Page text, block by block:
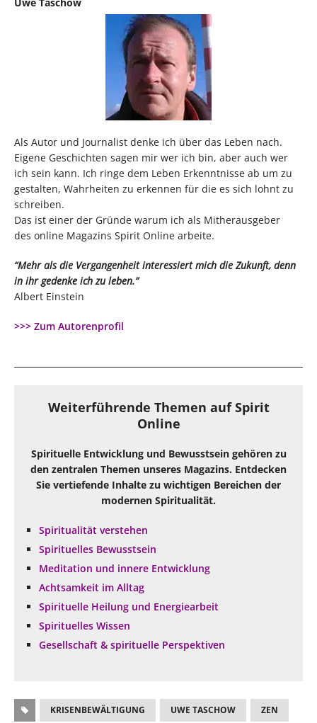
Als Autor und Journalist denke ich über das Leben nach.
Eigene Geschichten sagen mir wer ich bin, aber auch wer
ich sein kann. Ich ringe dem Leben Erkenntnisse ab um zu
gestalten, Wahrheiten zu erkennen für die es sich lohnt zu
schreiben.
Das ist einer der Gründe warum ich als Mitherausgeber
des online Magazins Spirit Online arbeite.
“Mehr als die Vergangenheit interessiert mich die Zukunft, denn
in ihr gedenke ich zu leben.”
Albert Einstein
>>> Zum Autorenprofil
Weiterführende Themen auf Spirit
Online
Spirituelle Entwicklung und Bewusstsein gehören zu
den zentralen Themen unseres Magazins. Entdecken
Sie vertiefende Inhalte zu wichtigen Bereichen der
modernen Spiritualität.
Spiritualität verstehen
Spirituelles Bewusstsein
Meditation und innere Entwicklung
Achtsamkeit im Alltag
Spirituelle Heilung und Energiearbeit
Spirituelles Wissen
Gesellschaft & spirituelle Perspektiven
KRISENBEWÄLTIGUNG UWE TASCHOW ZEN